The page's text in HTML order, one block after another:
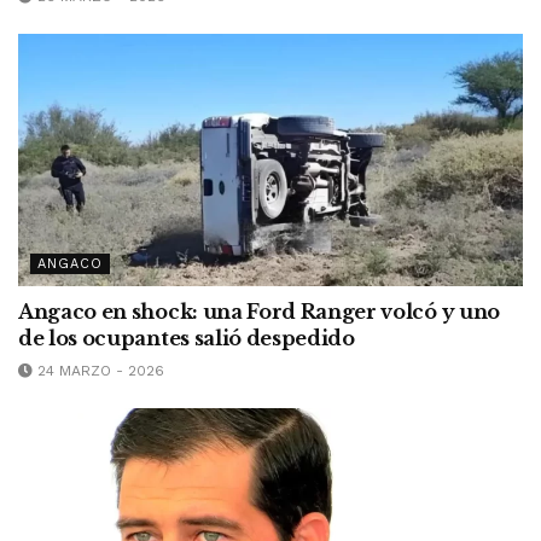
ANGACO
Angaco en shock: una Ford Ranger volcó y uno
de los ocupantes salió despedido
24 MARZO - 2026